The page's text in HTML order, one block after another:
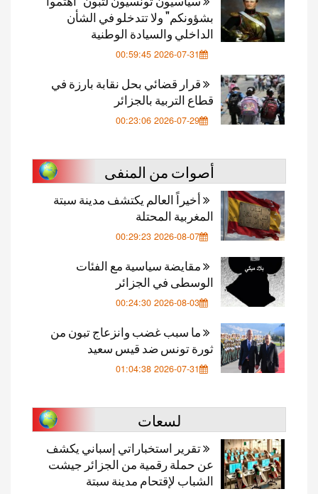
بشؤونكم" ولا تتدخلو في الشأن
الداخلي والسيادة الوطنية
2026-07-31 00:59:45
قرار قضائي بحل نقابة بارزة في
قطاع التربية بالجزائر
2026-07-29 00:23:06
أصوات من المنفى
أخيراً العالم يكتشف مدينة سبتة
المغربية المحتلة
2026-08-07 00:29:23
مقايضة سياسية مع الفئات
الوسطى في الجزائر
2026-08-03 00:24:30
ما سبب غضب وانزعاج تبون من
ثورة تونس ضد قيس سعيد
2026-07-31 01:04:38
لسعات
تقرير استخباراتي إسباني يكشف
عن حملة رقمية من الجزائر جيشت
الشباب لإقتحام مدينة سبتة